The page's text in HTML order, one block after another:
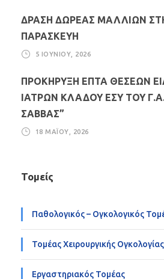
ΔΡΑΣΗ ΔΩΡΕΑΣ ΜΑΛΛΙΩΝ
ΠΑΡΑΣΚΕΥΗ
5 ΙΟΥΝΊΟΥ, 2026
ΠΡΟΚΗΡΥΞΗ ΕΠΤΑ ΘΕΣΕΩΝ
ΙΑΤΡΩΝ ΚΛΑΔΟΥ ΕΣΥ ΤΟΥ
ΣΑΒΒΑΣ”
18 ΜΑΪ́ΟΥ, 2026
Τομείς
Παθολογικός – Ογκολογικός
Τομέας Χειρουργικής Ογκολογίας
Εργαστηριακός Τομέας